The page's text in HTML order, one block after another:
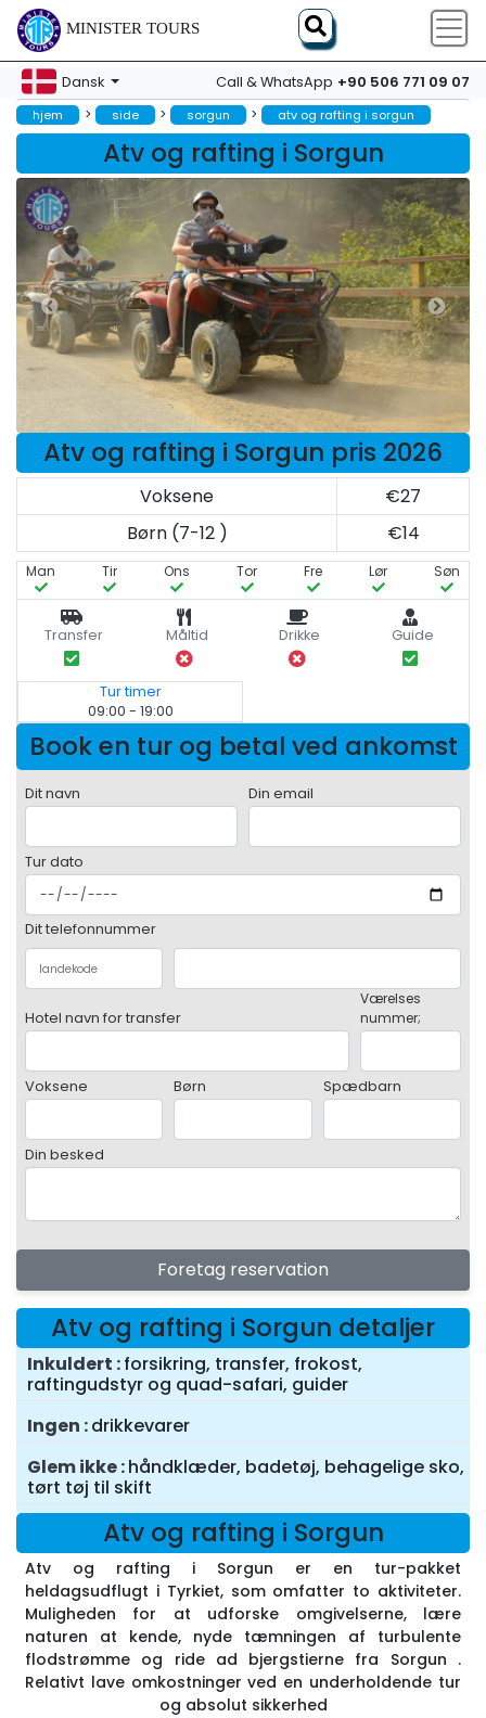
MINISTER TOURS
Dansk Call & WhatsApp +90 506 771 09 07
hjem > side > sorgun > atv og rafting i sorgun
Atv og rafting i Sorgun
Atv og rafting i Sorgun pris 2026
Voksene
€27
Børn (7-12 )
€14
Man Tir Ons Tor Fre Lør Søn
Transfer Måltid Drikke Guide
Tur timer
09:00 - 19:00
Book en tur og betal ved ankomst
Dit navn Din email
Tur dato
Dit telefonnummer
Hotel navn for transfer
Værelses
nummer;
Voksene Børn Spædbarn
Din besked
Foretag reservation
Atv og rafting i Sorgun detaljer
Inkuldert forsikring, transfer, frokost,
raftingudstyr og quad-safari, guider
Ingen drikkevarer
Glem ikke håndklæder, badetøj, behagelige sko,
tørt tøj til skift
Atv og rafting i Sorgun
Atv og rafting i Sorgun er en tur-pakket
heldagsudflugt i Tyrkiet, som omfatter to aktiviteter.
Muligheden for at udforske omgivelserne, lære
naturen at kende, nyde tæmningen af turbulente
flodstrømme og ride ad bjergstierne fra Sorgun .
Relativt lave omkostninger ved en underholdende tur
og absolut sikkerhed